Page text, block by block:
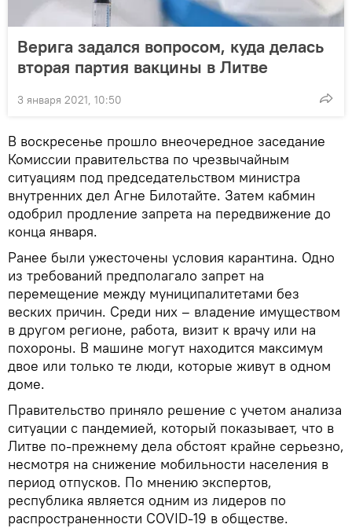
Верига задался вопросом, куда делась
вторая партия вакцины в Литве
3 января 2021, 10:50
В воскресенье прошло внеочередное заседание
Комиссии правительства по чрезвычайным
ситуациям под председательством министра
внутренних дел Агне Билотайте. Затем кабмин
одобрил продление запрета на передвижение до
конца января.
Ранее были ужесточены условия карантина. Одно
из требований предполагало запрет на
перемещение между муниципалитетами без
веских причин. Среди них – владение имуществом
в другом регионе, работа, визит к врачу или на
похороны. В машине могут находится максимум
двое или только те люди, которые живут в одном
доме.
Правительство приняло решение с учетом анализа
ситуации с пандемией, который показывает, что в
Литве по-прежнему дела обстоят крайне серьезно,
несмотря на снижение мобильности населения в
период отпусков. По мнению экспертов,
республика является одним из лидеров по
распространенности COVID-19 в обществе.